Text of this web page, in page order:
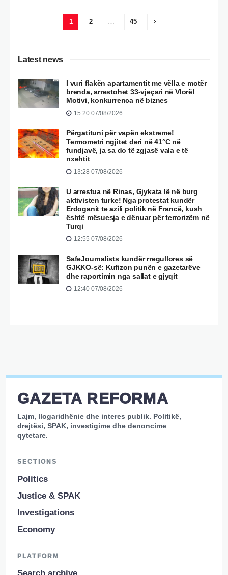
1 2 45
Latest news
I vuri flakën apartamentit me vëlla e motër
brenda, arrestohet 33-vjeçari në Vlorë!
Motivi, konkurrenca në biznes
15:20 07/08/2026
Përgatituni për vapën ekstreme!
Termometri ngjitet deri në 41°C në
fundjavë, ja sa do të zgjasë vala e të
nxehtit
13:28 07/08/2026
U arrestua në Rinas, Gjykata lë në burg
aktivisten turke! Nga protestat kundër
Erdoganit te azili politik në Francë, kush
është mësuesja e dënuar për terrorizëm në
Turqi
12:55 07/08/2026
SafeJournalists kundër rregullores së
GJKKO-së: Kufizon punën e gazetarëve
dhe raportimin nga sallat e gjyqit
12:40 07/08/2026
GAZETA REFORMA
Lajm, llogaridhënie dhe interes publik. Politikë,
drejtësi, SPAK, investigime dhe denoncime
qytetare.
SECTIONS
Politics
Justice & SPAK
Investigations
Economy
PLATFORM
Search archive